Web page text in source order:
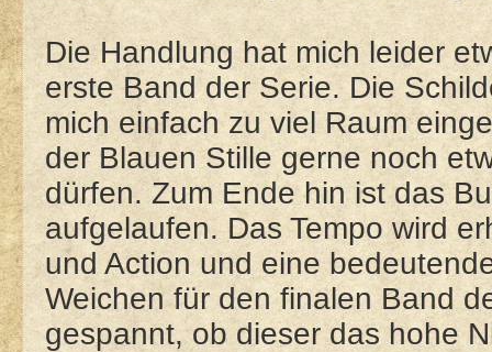
Die Handlung hat mich leider
erste Band der Serie. Die
mich einfach zu viel Raum
der Blauen Stille gerne noch
dürfen. Zum Ende hin ist das
aufgelaufen. Das Tempo wird
und Action und eine
Weichen für den finalen Band
gespannt, ob dieser das hohe